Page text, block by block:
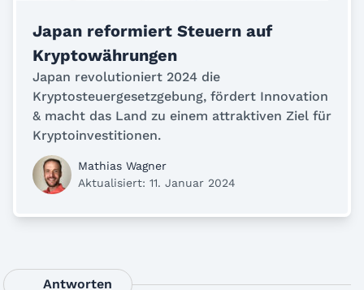
Japan reformiert Steuern auf
Kryptowährungen
Japan revolutioniert 2024 die
Kryptosteuergesetzgebung, fördert Innovation
& macht das Land zu einem attraktiven Ziel für
Kryptoinvestitionen.
Mathias Wagner
Aktualisiert: 11. Januar 2024
Antworten